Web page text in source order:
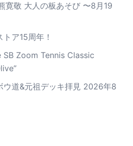
寛敬 大人の板あそび 〜8月19
ア15周年！
SB Zoom Tennis Classic
ウ道&元祖デッキ拝見 2026年8